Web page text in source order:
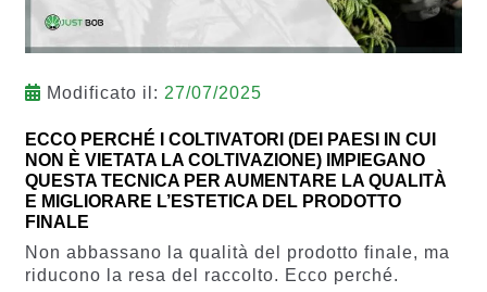
Modificato il: 27/07/2025
ECCO PERCHÉ I COLTIVATORI (DEI PAESI IN CUI
NON È VIETATA LA COLTIVAZIONE) IMPIEGANO
QUESTA TECNICA PER AUMENTARE LA QUALITÀ
E MIGLIORARE L’ESTETICA DEL PRODOTTO
FINALE
Non abbassano la qualità del prodotto finale, ma
riducono la resa del raccolto. Ecco perché.